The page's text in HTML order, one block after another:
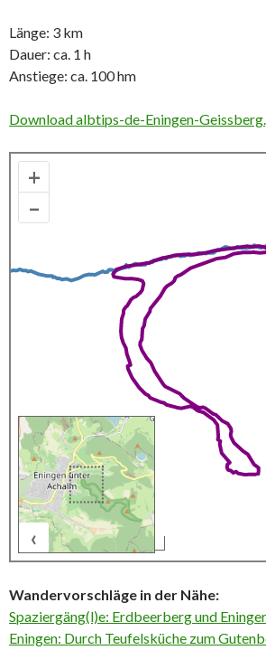
Länge: 3 km
Dauer: ca. 1 h
Anstiege: ca. 100 hm
Download albtips-de-Eningen-
+
–
500 m
‹
Wandervorschläge in der Nähe:
Spaziergäng(l)e: Erdbeerberg und
Eningen: Durch Teufelsküche zum